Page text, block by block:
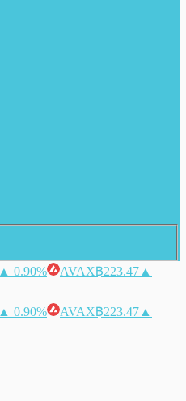
▲ 0.90% AVAX฿223.47 ▲
▲ 0.90% AVAX฿223.47 ▲